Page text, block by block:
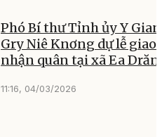
Phó Bí thư Tỉnh ủy Y
Gry Niê Knơng dự lễ giao
nhận quân tại xã Ea
11:16, 04/03/2026